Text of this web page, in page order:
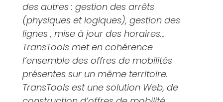
des autres : gestion des arrêts
(physiques et logiques), gestion des
lignes , mise à jour des horaires…
TransTools met en cohérence
l’ensemble des offres de mobilités
présentes sur un même territoire.
TransTools est une solution Web, de